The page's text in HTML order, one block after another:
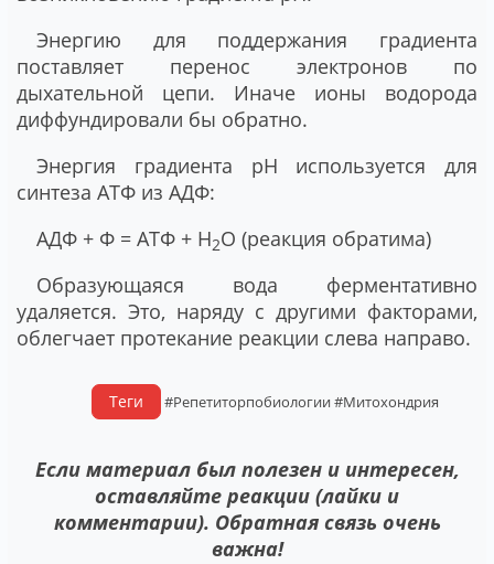
Энергию для поддержания градиента
поставляет перенос электронов по
дыхательной цепи. Иначе ионы водорода
диффундировали бы обратно.
Энергия градиента pH используется для
синтеза АТФ из АДФ:
АДФ + Ф = АТФ + H2O (реакция обратима)
Образующаяся вода ферментативно
удаляется. Это, наряду с другими факторами,
облегчает протекание реакции слева направо.
Теги #Репетиторпобиологии#Митохондрия
Если материал был полезен и интересен,
оставляйте реакции (лайки и
комментарии). Обратная связь очень
важна!